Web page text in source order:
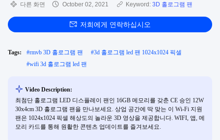
다른 화면 October 02, 2021 Keyword: 3D 홀로그램 팬
저희에게 연락하십시오
Tags: #rmvb 3D 홀로그램 팬 #3d 홀로그램 led 팬 1024x1024 픽셀
#wifi 3d 홀로그램 led 팬
Video Description:
최첨단 홀로그램 LED 디스플레이 팬인 16GB 메모리를 갖춘 CE 승인 12W
30x4cm 3D 홀로그램 팬을 만나보세요. 상업 공간에 딱 맞는 이 Wi-Fi 지원
팬은 1024x1024 픽셀 해상도의 놀라운 3D 영상을 제공합니다. WIFI, 앱, 메
모리 카드를 통해 원활한 콘텐츠 업데이트를 즐겨보세요.